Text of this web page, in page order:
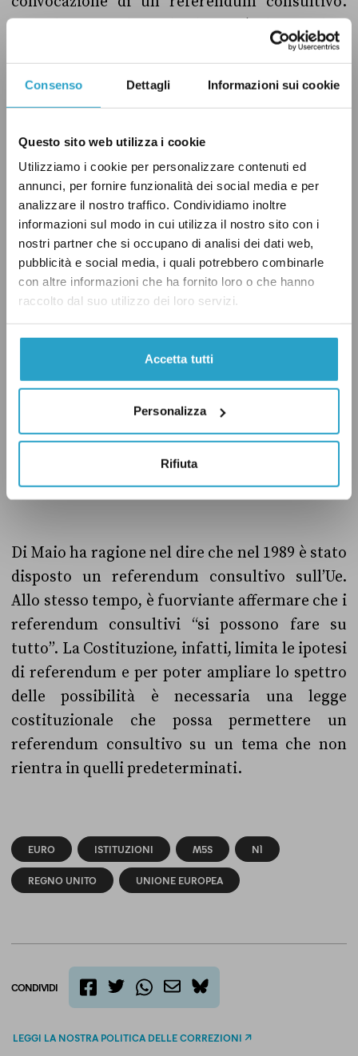
Consenso Dettagli Informazioni sui cookie
Questo sito web utilizza i cookie
Utilizziamo i cookie per personalizzare contenuti ed
annunci, per fornire funzionalità dei social media e per
analizzare il nostro traffico. Condividiamo inoltre
informazioni sul modo in cui utilizza il nostro sito con i
nostri partner che si occupano di analisi dei dati web,
pubblicità e social media, i quali potrebbero combinarle
con altre informazioni che ha fornito loro o che hanno
raccolto dal suo utilizzo dei loro servizi.
Accetta tutti
Personalizza
Rifiuta
Ricordiamo inoltre che l’esito è di semplice
indirizzo, ed in questo caso specifico non
moneta unica. Vale la pena chiarire anche che
sull’uscita dall’Unione Europea è anch’esso di
carattere consultivo; il governo britannico
non è teoricamente tenuto ad uscire
dall’Europa, nonostante un voto favorevole.
Per completezza, informiamo che l’8 giugno è
sull’indizione di un referendum per adozione
di una nuova moneta nazionale
dell’euro . Il testo è stato assegnato ma non
ancora esaminato.
Il verdetto
Di Maio ha ragione nel dire che nel 1989 è stato
disposto un referendum consultivo sull’Ue.
Allo stesso tempo, è fuorviante affermare che i
referendum consultivi “si possono fare su
tutto”. La Costituzione, infatti, limita le ipotesi
di referendum e per poter ampliare lo spettro
delle possibilità è necessaria una legge
costituzionale che possa permettere un
referendum consultivo su un tema che non
rientra in quelli predeterminati.
EURO ISTITUZIONI M5S NÌ
REGNO UNITO UNIONE EUROPEA
CONDIVIDI
bluesky
LEGGI LA NOSTRA POLITICA DELLE CORREZIONI